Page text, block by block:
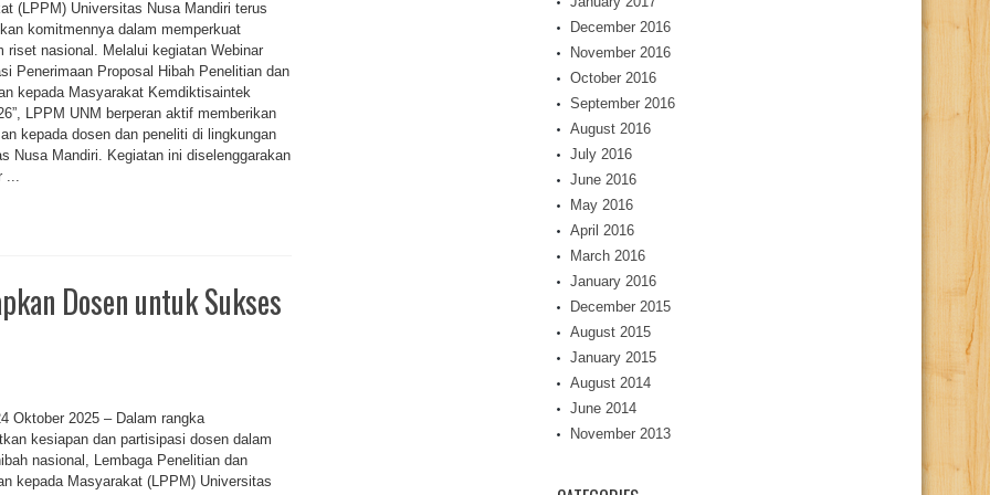
(LPPM) Universitas Nusa Mandiri terus
komitmennya dalam memperkuat
riset nasional. Melalui kegiatan Webinar
Penerimaan Proposal Hibah Penelitian dan
kepada Masyarakat Kemdiktisaintek
LPPM UNM berperan aktif memberikan
kepada dosen dan peneliti di lingkungan
Nusa Mandiri. Kegiatan ini diselenggarakan
...
Dosen untuk Sukses
Oktober 2025 – Dalam rangka
kesiapan dan partisipasi dosen dalam
nasional, Lembaga Penelitian dan
kepada Masyarakat (LPPM) Universitas
December 2016
November 2016
October 2016
September 2016
August 2016
July 2016
June 2016
May 2016
April 2016
March 2016
January 2016
December 2015
August 2015
January 2015
August 2014
June 2014
November 2013